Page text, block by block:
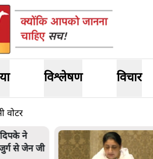
विश्लेषण विचार
वोटर
ने
से जेन जी